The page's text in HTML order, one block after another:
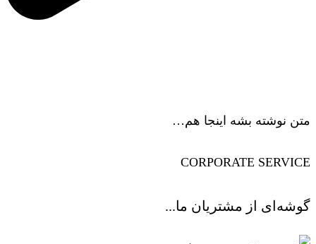
متن نوشته بشه اینجا هم…
CORPORATE SERVICE
گوشه‌ای از مشتریان ما...